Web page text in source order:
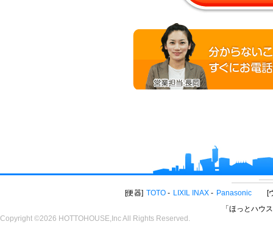
便器 TOTO LIXIL INAX Panasonic
「ほっとハウ
Copyright ©2026 HOTTOHOUSE,Inc All Rights Reserved.